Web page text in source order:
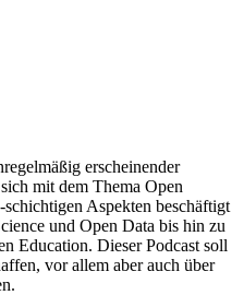
erscheinender
mit dem Thema Open
Aspekten beschäftigt
und Open Data bis hin zu
Education. Dieser Podcast soll
vor allem aber auch über